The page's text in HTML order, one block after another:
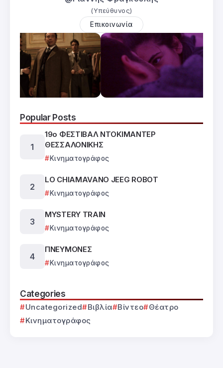
(Υπεύθυνος)
Επικοινωνία
Popular Posts
19ο ΦΕΣΤΙΒΑΛ ΝΤΟΚΙΜΑΝΤΕΡ
ΘΕΣΣΑΛΟΝΙΚΗΣ
Κινηματογράφος
LO CHIAMAVANO JEEG ROBOT
Κινηματογράφος
MYSTERY TRAIN
Κινηματογράφος
ΠΝΕΥΜΟΝΕΣ
Κινηματογράφος
Categories
Uncategorized Βιβλία Βίντεο
Θέατρο
Κινηματογράφος